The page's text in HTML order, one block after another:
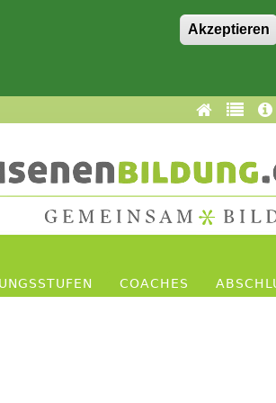
Akzeptieren
COACHES